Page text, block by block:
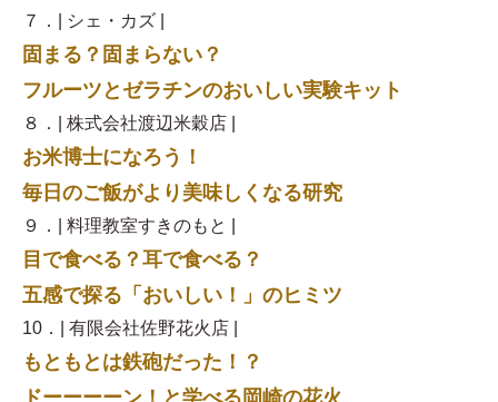
７．| シェ・カズ |
固まる？固まらない？
フルーツとゼラチンのおいしい実験キット
８．| 株式会社渡辺米穀店 |
お米博士になろう！
毎日のご飯がより美味しくなる研究
９．| 料理教室すきのもと |
目で食べる？耳で食べる？
五感で探る「おいしい！」のヒミツ
10．| 有限会社佐野花火店 |
もともとは鉄砲だった！？
ドーーーーン！と学べる岡崎の花火